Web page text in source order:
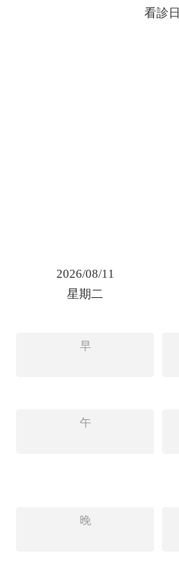
看診
2026/08/11
星期二
早
午
晚